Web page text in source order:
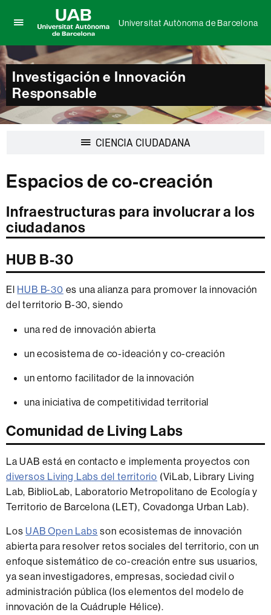
aquí
para
desplegar
el
menú
de
Universitat
Universitat
Autònoma
de
Barcelona
Universitat Autònoma de Barcelona
Investigación e Innovación
Responsable
CIENCIA CIUDADANA
Espacios de co-creación
Infraestructuras para involucrar a los
ciudadanos
HUB B-30
El HUB B-30 es una alianza para promover la innovación
del territorio B-30, siendo
una red de innovación abierta
un ecosistema de co-ideación y co-creación
un entorno facilitador de la innovación
una iniciativa de competitividad territorial
Comunidad de Living Labs
La UAB está en contacto e implementa proyectos con
diversos Living Labs del territorio (ViLab, Library Living
Lab, BiblioLab, Laboratorio Metropolitano de Ecología y
Territorio de Barcelona (LET), Covadonga Urban Lab).
LosUAB Open Labs son ecosistemas de innovación
abierta para resolver retos sociales del territorio, con un
enfoque sistemático de co-creación entre sus usuarios,
ya sean investigadores, empresas, sociedad civil o
administración pública (los elementos del modelo de
innovación de la Cuádruple Hélice).